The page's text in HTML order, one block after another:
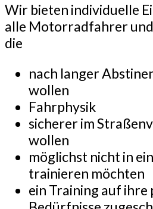
Wir bieten individuelle
alle Motorradfahrer
die
nach langer
wollen
Fahrphysik
sicherer im
wollen
möglichst nicht in
trainieren möchten
ein Training auf ihre